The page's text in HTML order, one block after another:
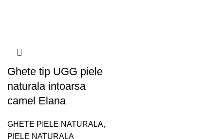
Ghete tip UGG piele
naturala intoarsa
camel Elana
GHETE PIELE NATURALA,
PIELE NATURALA